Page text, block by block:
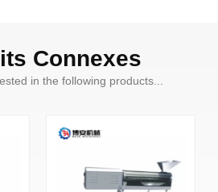
Connexes
in the following products...